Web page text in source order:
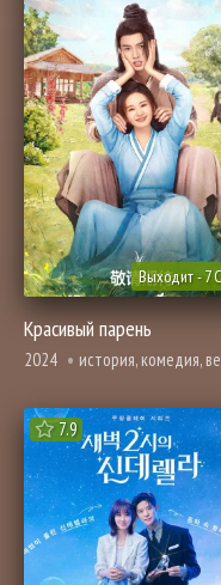
Выходит - 7
Красивый парень
2024 история, комедия, вебтун,
7.9